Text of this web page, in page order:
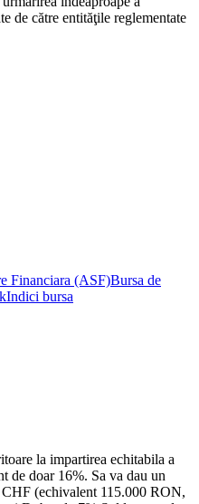
de către entităţile reglementate
Financiara (ASF)Bursa de
Indici bursa
la impartirea echitabila a
de doar 16%. Sa va dau un
(echivalent 115.000 RON,